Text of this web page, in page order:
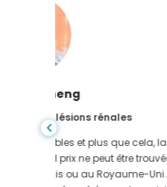
Du
J'ai remercié mon
m'ont aidé dans
pour me faire